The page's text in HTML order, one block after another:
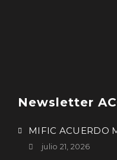
Newsletter
MIFIC ACUERDO
julio 21, 2026